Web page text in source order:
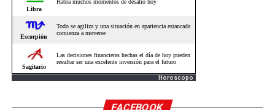
Horoscopo
FACEBOOK